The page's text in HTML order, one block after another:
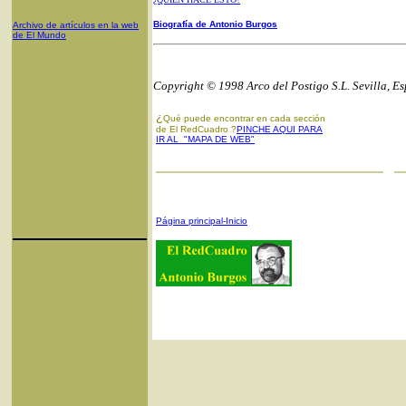
Archivo de artículos en la web
de El Mundo
Biografía de Antonio Burgos
Copyright © 1998 Arco del Postigo S.L. Sevilla,
¿ Qué puede encontrar en cada sección
de El RedCuadro ?PINCHE AQUI PARA
IR AL "MAPA DE WEB"
Página principal-Inicio